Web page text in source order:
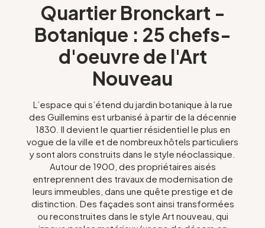
Unsere Vorschläge
Stadt Lüttich
Folgen Sie uns
Presse
Gruppen und Reiseveranstalter
Quartier Bronckart -
Botanique : 25 chefs-
d'oeuvre de l'Art
Nouveau
L’espace qui s’étend du jardin botanique à la rue
des Guillemins est urbanisé à partir de la décennie
1830. Il devient le quartier résidentiel le plus en
vogue de la ville et de nombreux hôtels particuliers
y sont alors construits dans le style néoclassique.
Autour de 1900, des propriétaires aisés
entreprennent des travaux de modernisation de
leurs immeubles, dans une quête prestige et de
distinction. Des façades sont ainsi transformées
ou reconstruites dans le style Art nouveau, qui